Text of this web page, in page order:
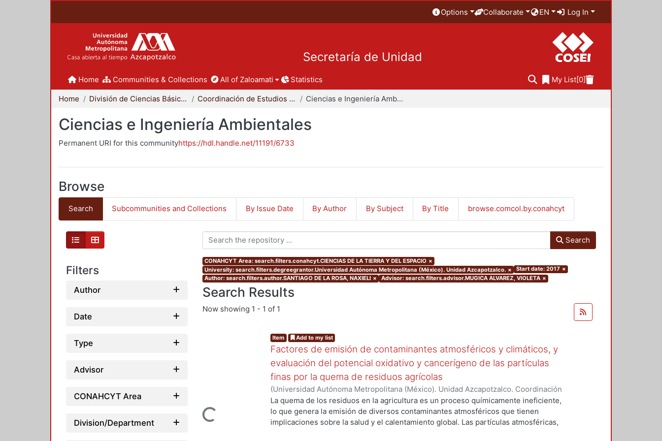
Options Collaborate EN Log In
Secretaría de Unidad
Home Communities & Collections All of Zaloamati Statistics My List[0]
Home División de Ciencias Básicas e Ingeniería Coordinación de Estudios de Posgrado - CBI Ciencias e Ingeniería Ambientales
Ciencias e Ingeniería Ambientales
Permanent URI for this communityhttps://hdl.handle.net/11191/6733
Browse
Search Subcommunities and Collections By Issue Date By Author By Subject By Title browse.comcol.by.conahcyt
Filters
Author
Date
Type
Advisor
CONAHCYT Area
Division/Department
Search
CONAHCYT Area: search.filters.conahcyt.CIENCIAS DE LA TIERRA Y DEL ESPACIO ×
University: search.filters.degreegrantor.Universidad Autónoma Metropolitana (México). Unidad Azcapotzalco. × Start date: 2017 ×
Author: search.filters.author.SANTIAGO DE LA ROSA, NAXIELI × Advisor: search.filters.advisor.MUGICA ALVAREZ, VIOLETA ×
Search Results
Now showing 1 - 1 of 1
Loading...
Item Add to my list
Factores de emisión de contaminantes atmosféricos y climáticos, y
evaluación del potencial oxidativo y cancerígeno de las partículas
finas por la quema de residuos agrícolas
(Universidad Autónoma Metropolitana (México). Unidad Azcapotzalco. Coordinación
de Servicios de Información.,2017)SANTIAGO DE LA ROSA, NAXIELI
La quema de los residuos en la agricultura es un proceso químicamente ineficiente,
lo que genera la emisión de diversos contaminantes atmosféricos que tienen
implicaciones sobre la salud y el calentamiento global. Las partículas atmosféricas,